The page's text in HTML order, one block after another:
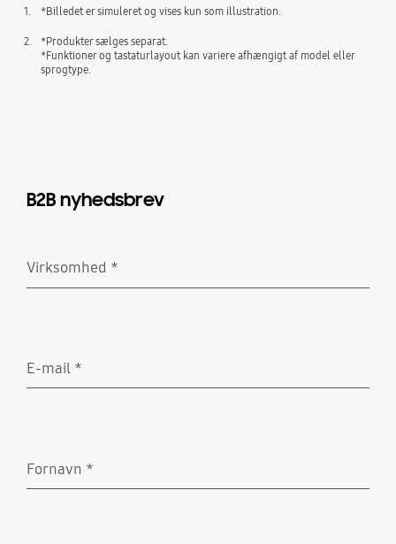
1. *Billedet er simuleret og vises kun som illustration.
2.
*Produkter sælges separat.
*Funktioner og tastaturlayout kan variere afhængigt af model eller
sprogtype.
B2B nyhedsbrev
Virksomhed *
E-mail *
Fornavn *